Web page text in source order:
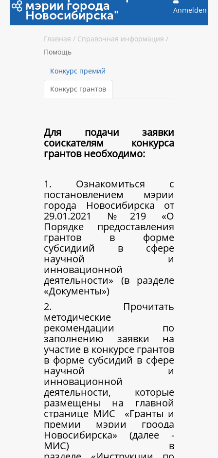
мэрии города
Новосибирска" Anmelden
Главная / Справочная информация /
Помощь
Конкурс премий
Конкурс грантов
Для подачи заявки
соискателям конкурса
грантов необходимо:
1. Ознакомиться с
постановлением мэрии
города Новосибирска от
29.01.2021 №219 «О
Порядке предоставления
грантов в форме
субсидиий в сфере
научной и
инновационной
деятельности» (в разделе
«Документы»)
2. Прочитать
методические
рекомендации по
заполнению заявки на
участие в конкурсе грантов
в форме субсидий в сфере
научной и
инновационной
деятельности, которые
размещены на главной
странице МИС
«Гранты и
премии мэрии гроода
Новосибирска» (далее -
МИС) в